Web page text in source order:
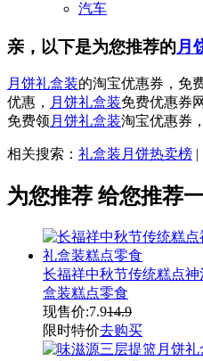
汽车
亲，以下是为您推荐的月
月饼礼盒装的淘宝优惠券，免
优惠， 月饼礼盒装免费优惠券
免费领月饼礼盒装淘宝优惠券
相关搜索： 礼盒装月饼热卖榜 |
为您推荐 给您推荐
长福祥中秋节传统糕点
盒装糕点零食
现售价:7.914.9
限时特价去购买